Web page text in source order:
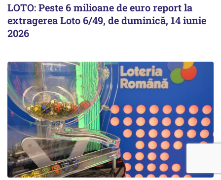
LOTO: Peste 6 milioane de euro report la
extragerea Loto 6/49, de duminică, 14 iunie
2026